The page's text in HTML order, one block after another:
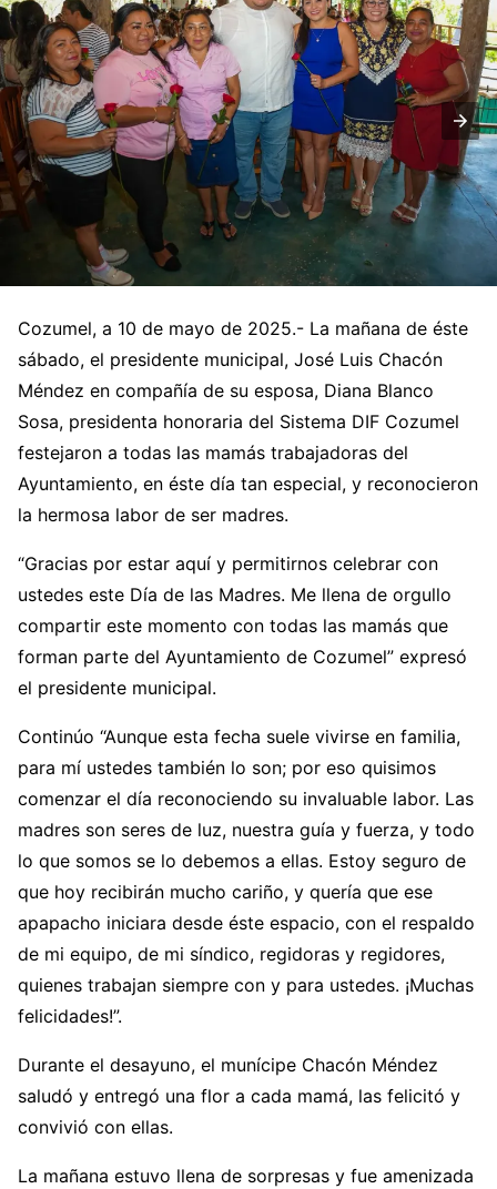
Cozumel, a 10 de mayo de 2025.- La mañana de éste
sábado, el presidente municipal, José Luis Chacón
Méndez en compañía de su esposa, Diana Blanco
Sosa, presidenta honoraria del Sistema DIF Cozumel
festejaron a todas las mamás trabajadoras del
Ayuntamiento, en éste día tan especial, y reconocieron
la hermosa labor de ser madres.
“Gracias por estar aquí y permitirnos celebrar con
ustedes este Día de las Madres. Me llena de orgullo
compartir este momento con todas las mamás que
forman parte del Ayuntamiento de Cozumel” expresó
el presidente municipal.
Continúo “Aunque esta fecha suele vivirse en familia,
para mí ustedes también lo son; por eso quisimos
comenzar el día reconociendo su invaluable labor. Las
madres son seres de luz, nuestra guía y fuerza, y todo
lo que somos se lo debemos a ellas. Estoy seguro de
que hoy recibirán mucho cariño, y quería que ese
apapacho iniciara desde éste espacio, con el respaldo
de mi equipo, de mi síndico, regidoras y regidores,
quienes trabajan siempre con y para ustedes. ¡Muchas
felicidades!”.
Durante el desayuno, el munícipe Chacón Méndez
saludó y entregó una flor a cada mamá, las felicitó y
convivió con ellas.
La mañana estuvo llena de sorpresas y fue amenizada